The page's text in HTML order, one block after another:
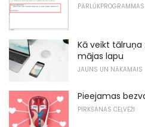
PĀRLŪKPROGRAMMAS
Kā veikt
mājas lapu
JAUNS UN NĀKAMAIS
Pieejamas
PIRKŠANAS CEĻVEŽI